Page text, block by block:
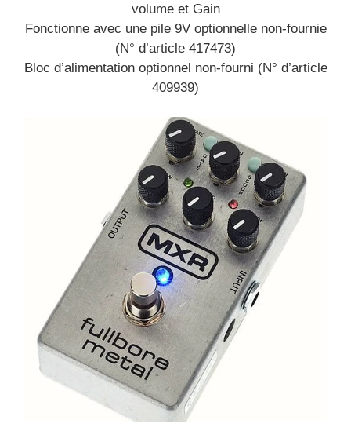
volume et Gain
Fonctionne avec une pile 9V optionnelle non-fournie
(N° d’article 417473)
Bloc d’alimentation optionnel non-fourni (N° d’article
409939)